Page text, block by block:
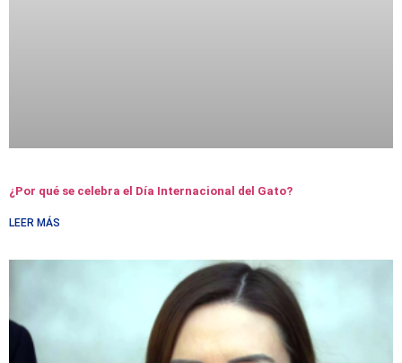
¿Por qué se celebra el Día Internacional del Gato?
LEER MÁS